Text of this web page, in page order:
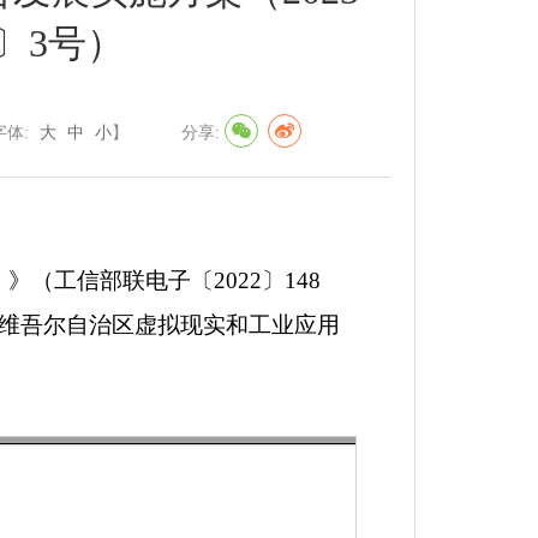
3号）
体: 大 中 小】 分享:
（工信部联电子〔2022〕148
吾尔自治区虚拟现实和工业应用